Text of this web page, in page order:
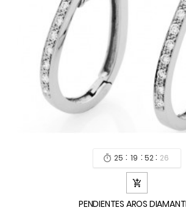
 25 : 19 : 52 : 24

PENDIENTES AROS